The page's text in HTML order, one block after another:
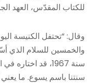
للكتاب المقدّس، العهد الجديد 3، إنجيل لوقا، صفحة
وقال: “تحتفل الكنيسة
والخمسين للسلام الذي
سنة 1967، قد
سنتنا باسم يسوع. ما